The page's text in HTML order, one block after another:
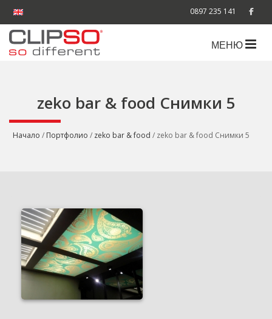
0897 235 141
МЕНЮ
zeko bar & food Снимки 5
Начало / Портфолио / zeko bar & food / zeko bar & food Снимки 5